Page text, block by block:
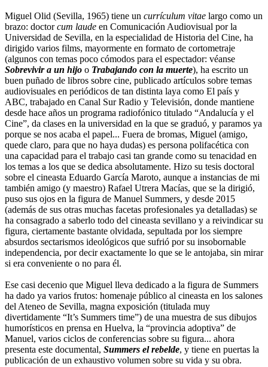
Miguel Olid (Sevilla, 1965) tiene un currículum vitae largo como un
brazo: doctorcum laude en Comunicación Audiovisual por la
Universidad de Sevilla, en la especialidad de Historia del Cine, ha
dirigido varios films, mayormente en formato de cortometraje
(algunos con temas poco cómodos para el espectador: véanse
Sobrevivir a un hijo o Trabajando con la muerte), ha escrito un
buen puñado de libros sobre cine, publicado artículos sobre temas
audiovisuales en periódicos de tan distinta laya como El país y
ABC, trabajado en Canal Sur Radio y Televisión, donde mantiene
desde hace años un programa radiofónico titulado “Andalucía y el
Cine”, da clases en la universidad en la que se graduó, y paramos ya
porque se nos acaba el papel... Fuera de bromas, Miguel (amigo,
quede claro, para que no haya dudas) es persona polifacética con
una capacidad para el trabajo casi tan grande como su tenacidad en
los temas a los que se dedica absolutamente. Hizo su tesis doctoral
sobre el cineasta Eduardo García Maroto, aunque a instancias de mi
también amigo (y maestro) Rafael Utrera Macías, que se la dirigió,
puso sus ojos en la figura de Manuel Summers, y desde 2015
(además de sus otras muchas facetas profesionales ya detalladas) se
ha consagrado a saberlo todo del cineasta sevillano y a reivindicar su
figura, ciertamente bastante olvidada, sepultada por los siempre
absurdos sectarismos ideológicos que sufrió por su insobornable
independencia, por decir exactamente lo que se le antojaba, sin mirar
si era conveniente o no para él.
Ese casi decenio que Miguel lleva dedicado a la figura de Summers
ha dado ya varios frutos: homenaje público al cineasta en los salones
del Ateneo de Sevilla, magna exposición (titulada muy
divertidamente “It’s Summers time”) de una muestra de sus dibujos
humorísticos en prensa en Huelva, la “provincia adoptiva” de
Manuel, varios ciclos de conferencias sobre su figura... ahora
presenta este documental, Summers el rebelde, y tiene en puertas la
publicación de un exhaustivo volumen sobre su vida y su obra.